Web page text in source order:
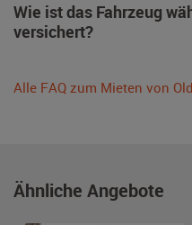
Wie ist das Fahrzeug
versichert?
Alle FAQ zum Mieten von
Ähnliche Angebote